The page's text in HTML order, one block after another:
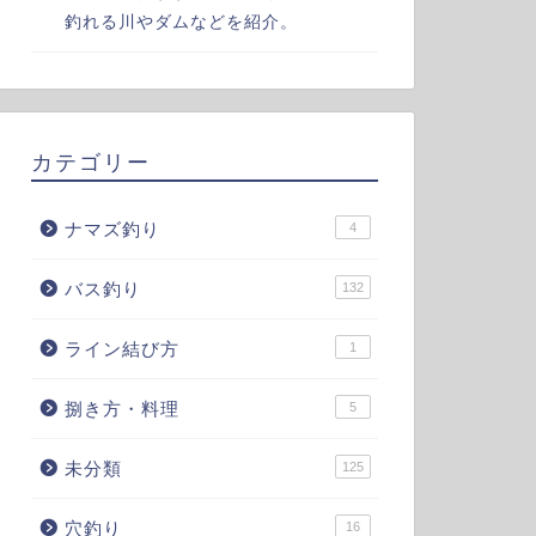
釣れる川やダムなどを紹介。
カテゴリー
ナマズ釣り 4
バス釣り 132
ライン結び方 1
捌き方・料理 5
未分類 125
穴釣り 16